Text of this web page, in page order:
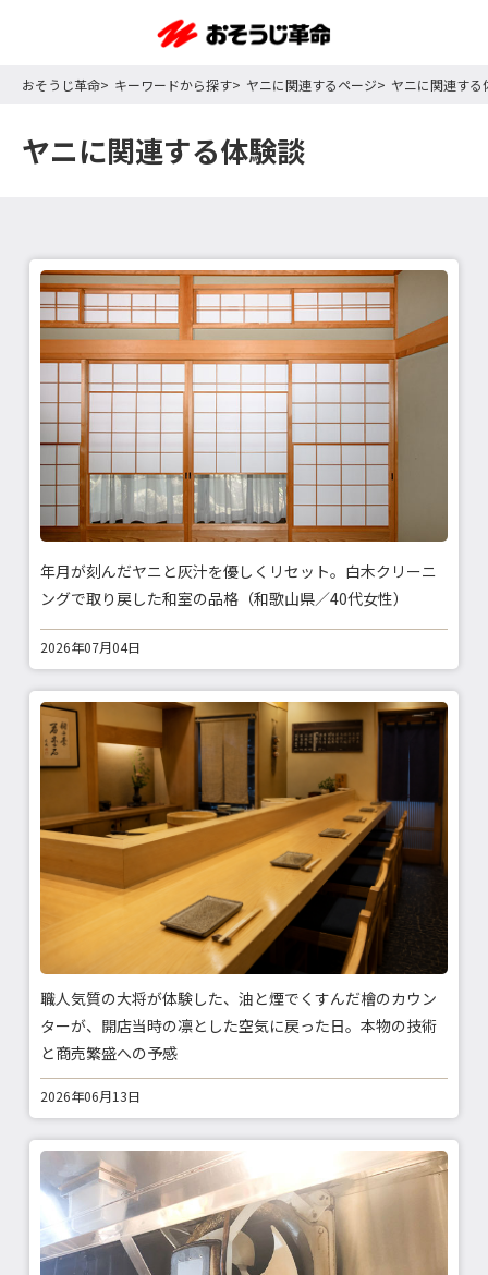
おそうじ革命 キーワードから探す ヤニに関連するページ ヤニに関連する
ヤニに関連する体験談
年月が刻んだヤニと灰汁を優しくリセット。白木クリーニ
ングで取り戻した和室の品格（和歌山県／40代女性）
2026年07月04日
職人気質の大将が体験した、油と煙でくすんだ檜のカウン
ターが、開店当時の凛とした空気に戻った日。本物の技術
と商売繁盛への予感
2026年06月13日